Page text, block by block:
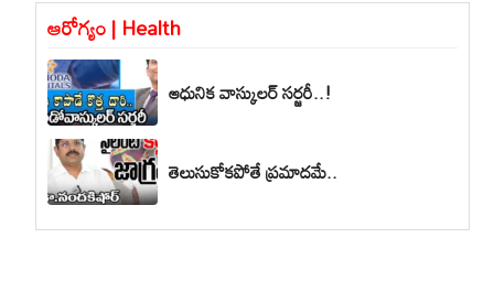
ఆరోగ్యం | Health
ఆధునిక వాస్కులర్ సర్జరీ..!
తెలుసుకోకపోతే ప్రమాదమే..